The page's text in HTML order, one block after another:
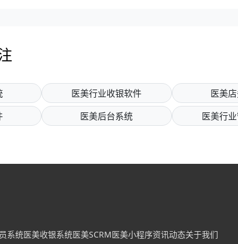
医美行业收银软件 医美
医美后台系统 医美行
系统医美收银系统医美SCRM医美小程序资讯动态关于我们